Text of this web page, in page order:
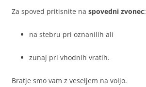
Za spoved pritisnite na spovedni zvonec:
na stebru pri oznanilih ali
zunaj pri vhodnih vratih.
Bratje smo vam z veseljem na voljo.